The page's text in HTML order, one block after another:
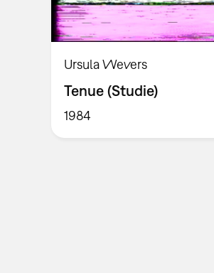
Ursula Wevers
Tenue (Studie)
1984